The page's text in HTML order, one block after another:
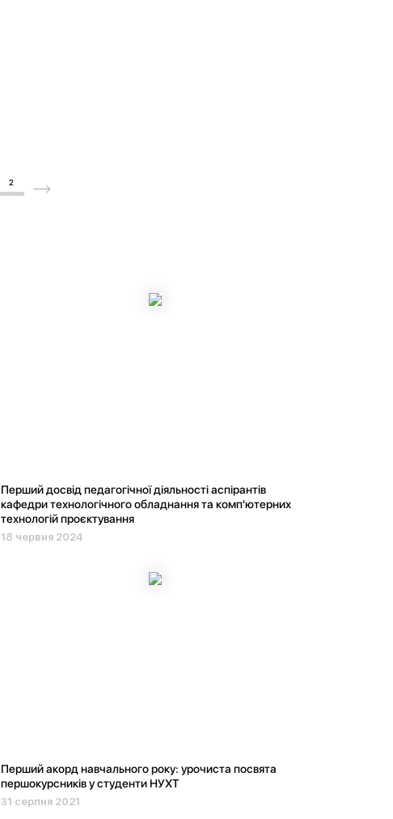
2
Перший досвід педагогічної діяльності аспірантів
кафедри технологічного обладнання та комп'ютерних
технологій проєктування
18 червня 2024
Перший акорд навчального року: урочиста посвята
першокурсників у студенти НУХТ
31 серпня 2021